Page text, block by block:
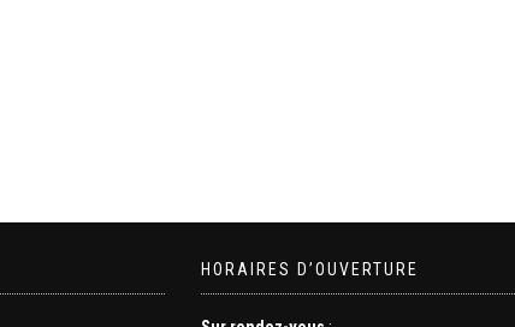
HORAIRES D’OUVERTURE